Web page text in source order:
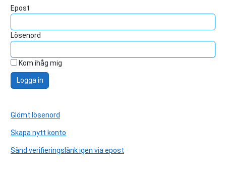
Epost
Lösenord
Kom ihåg mig
Logga in
Glömt lösenord
Skapa nytt konto
Sänd verifieringslänk igen via epost